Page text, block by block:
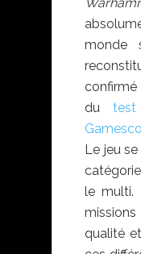
monde
du
Le jeu
le multi.
qualité